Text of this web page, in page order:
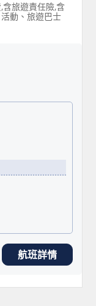
旅遊責任險,含
動、旅遊巴士
航班詳情